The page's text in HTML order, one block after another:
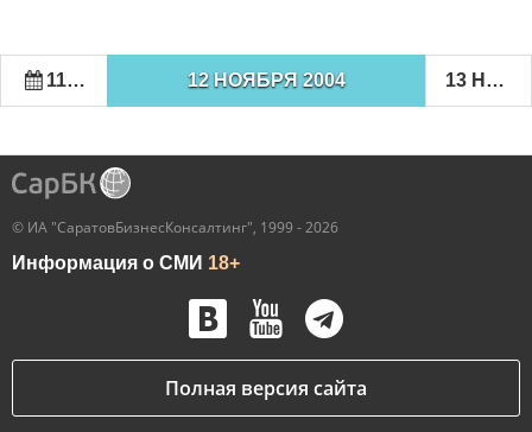
11 НОЯБРЯ 2004 12 НОЯБРЯ 2004 13 НОЯБРЯ 2004
© ИА "СаратовБизнесКонсалтинг", 1999 - 2026
Информация о СМИ 18+
Полная версия сайта